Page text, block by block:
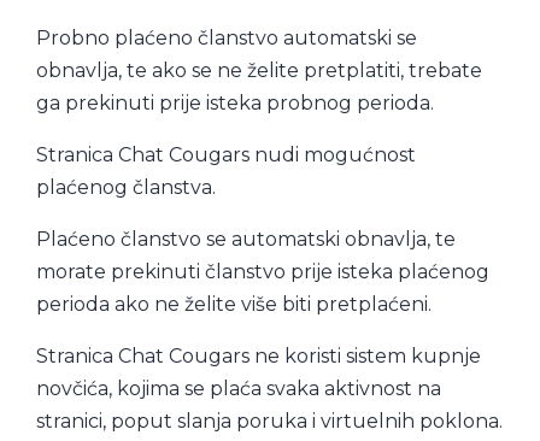
Probno plaćeno članstvo automatski se
obnavlja, te ako se ne želite pretplatiti, trebate
ga prekinuti prije isteka probnog perioda.
Stranica Chat Cougars nudi mogućnost
plaćenog članstva.
Plaćeno članstvo se automatski obnavlja, te
morate prekinuti članstvo prije isteka plaćenog
perioda ako ne želite više biti pretplaćeni.
Stranica Chat Cougars ne koristi sistem kupnje
novčića, kojima se plaća svaka aktivnost na
stranici, poput slanja poruka i virtuelnih poklona.